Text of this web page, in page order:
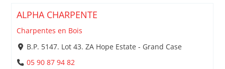
ALPHA CHARPENTE
Charpentes en Bois
B.P. 5147. Lot 43. ZA Hope Estate - Grand Case
05 90 87 94 82